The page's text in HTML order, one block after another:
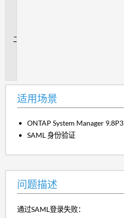
适用场景
ONTAP System Manager 9.8P3
SAML 身份验证
问题描述
通过SAML登录失败：